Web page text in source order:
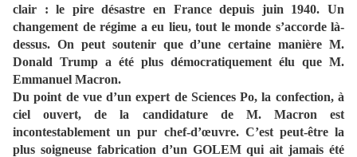
clair : le pire désastre en France depuis juin 1940. Un
changement de régime a eu lieu, tout le monde s’accorde là-
dessus. On peut soutenir que d’une certaine manière M.
Donald Trump a été plus démocratiquement élu que M.
Emmanuel Macron.
Du point de vue d’un expert de Sciences Po, la confection, à
ciel ouvert, de la candidature de M. Macron est
incontestablement un pur chef-d’œuvre. C’est peut-être la
plus soigneuse fabrication d’un GOLEM qui ait jamais été